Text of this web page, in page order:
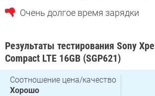
Очень долгое время зарядки
Результаты тестирования Sony
Compact LTE 16GB (SGP621)
Соотношение цена/качество
Хорошо